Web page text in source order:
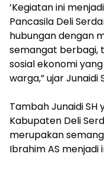
‎’Kegiatan ini
Pancasila Deli
hubungan dengan
semangat berbagi,
sosial ekonomi
warga,” ujar Junaidi
‎Tambah Junaidi SH
Kabupaten Deli
merupakan
Ibrahim AS menjadi